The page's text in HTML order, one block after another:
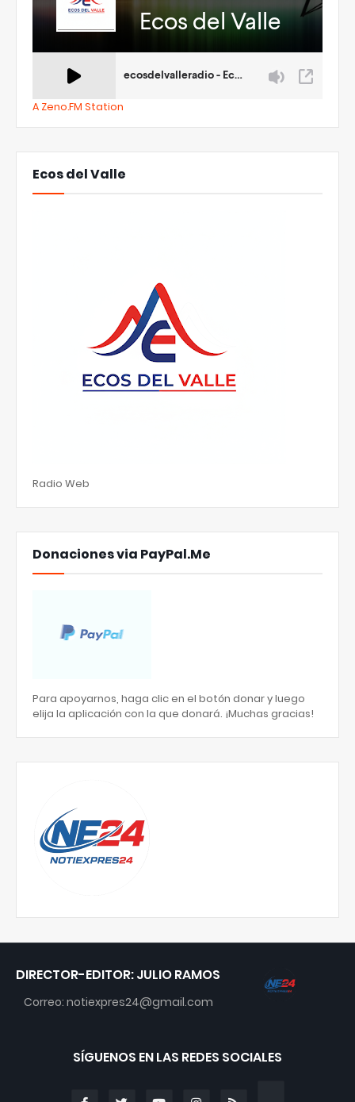
A Zeno.FM Station
Ecos del Valle
Radio Web
Donaciones via PayPal.Me
Para apoyarnos, haga clic en el botón donar y luego
elija la aplicación con la que donará. ¡Muchas gracias!
DIRECTOR-EDITOR: JULIO RAMOS
Correo: notiexpres24@gmail.com
SÍGUENOS EN LAS REDES SOCIALES